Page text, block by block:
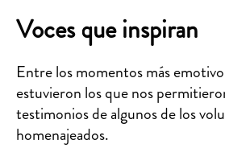
Voces que inspiran
Entre los momentos más
estuvieron los que nos
testimonios de algunos de los
homenajeados.